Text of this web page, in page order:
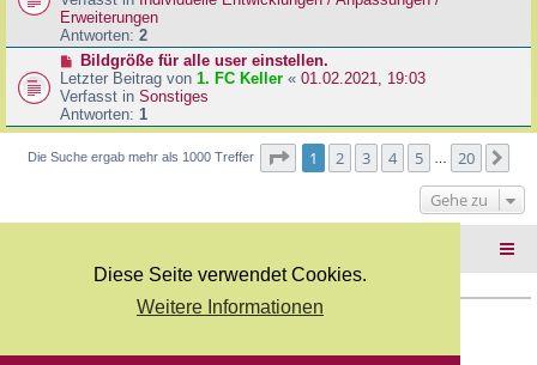
Diese Seite verwendet Cookies.
Weitere Informationen
g
i
t
r
a
g
e
r
B
e
i
t
r
g
Erweiterungen
Antworten: 2
N
e
u
e
r
B
e
r
Bildgröße für alle user einstellen.
Letzter Beitrag von 1. FC Keller « 01.02.2021, 19:03
Verfasst in Sonstiges
Antworten: 1
Die Suche ergab mehr als 1000 Treffer Seite von
1 2 3 4 5 20
Gehe zu
Deutsche Übersetzung durchphpBB.de